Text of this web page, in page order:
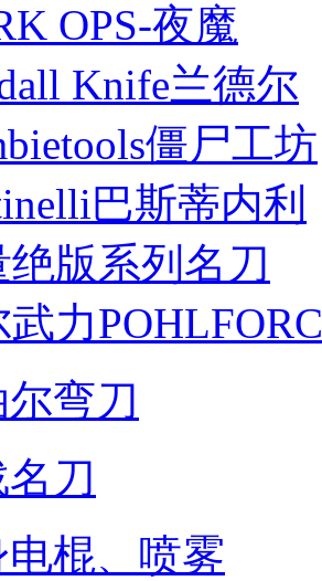
OPS-夜魔
Knife兰德尔
僵尸工坊
巴斯蒂内利
绝版系列名刀
力
弯刀
刀
棍、喷雾